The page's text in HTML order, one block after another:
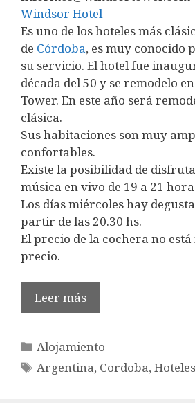
Windsor Hotel
Es uno de los hoteles más
de Córdoba, es muy conocido
su servicio. El hotel fue
década del 50 y se remodelo
Tower. En este año será
clásica.
Sus habitaciones son muy
confortables.
Existe la posibilidad de
música en vivo de 19 a 21
Los días miércoles hay
partir de las 20.30 hs.
El precio de la cochera no
precio.
Leer más
Categorías
Alojamiento
Etiquetas
Argentina, Cordoba,Hoteles